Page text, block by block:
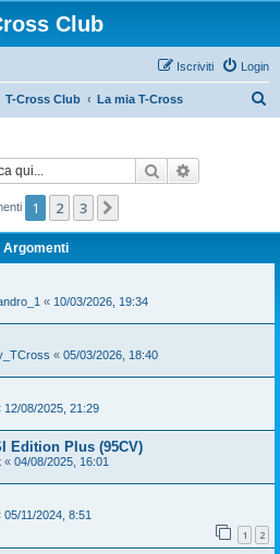
Club
Login
Iscriviti
T-Cross Club La mia T-Cross
Cerca
1 2 3
Argomenti
« 10/03/2026, 19:34
« 05/03/2026, 18:40
12/08/2025, 21:29
Edition Plus (95CV)
« 04/08/2025, 16:01
05/11/2024, 8:51
1 2